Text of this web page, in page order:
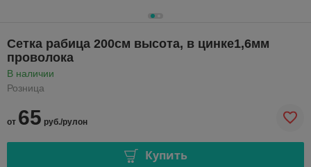
Сетка рабица 200см высота, в цинке1,6мм
проволока
В наличии
Розница
от 65 руб./рулон
Купить